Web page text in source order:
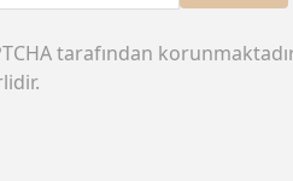
tarafından